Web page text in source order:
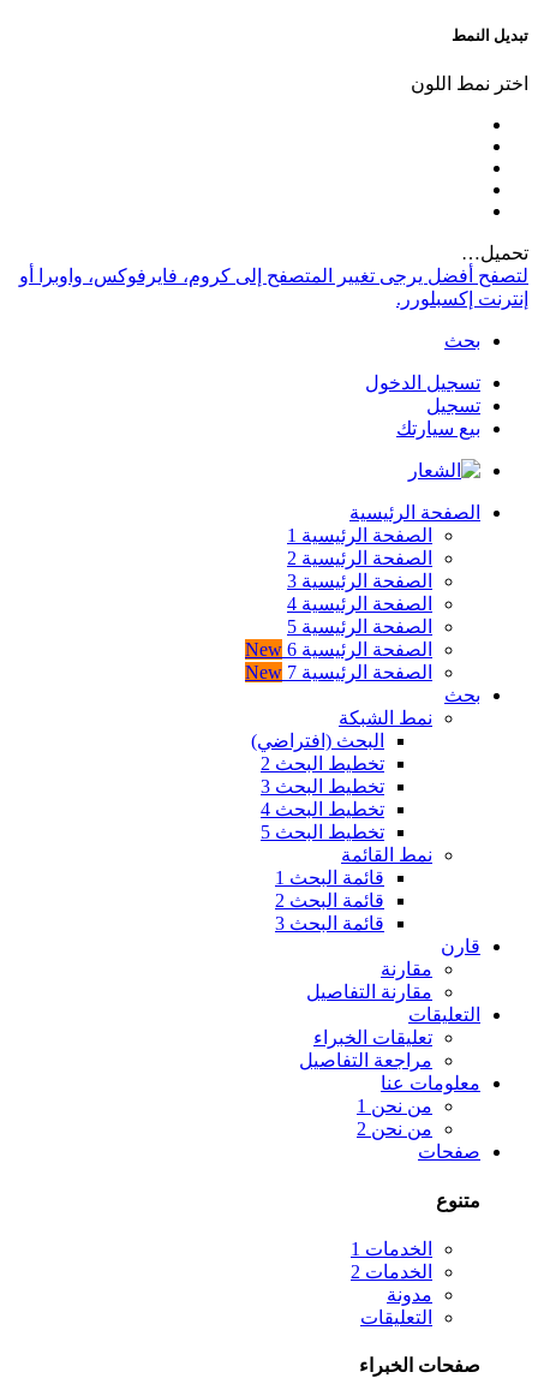
تبديل النمط
اختر نمط اللون
تحميل…
لتصفح أفضل يرجى تغيير المتصفح إلى كروم، فايرفوكس، واوبرا أو
إنترنت إكسبلورر.
بحث
تسجيل الدخول
تسجيل
بيع سيارتك
الصفحة الرئيسية
الصفحة الرئيسية 1
الصفحة الرئيسية 2
الصفحة الرئيسية 3
الصفحة الرئيسية 4
الصفحة الرئيسية 5
الصفحة الرئيسية 6
New
الصفحة الرئيسية 7
New
بحث
نمط الشبكة
البحث (افتراضي)
تخطيط البحث 2
تخطيط البحث 3
تخطيط البحث 4
تخطيط البحث 5
نمط القائمة
قائمة البحث 1
قائمة البحث 2
قائمة البحث 3
قارن
مقارنة
مقارنة التفاصيل
التعليقات
تعليقات الخبراء
مراجعة التفاصيل
معلومات عنا
من نحن 1
من نحن 2
صفحات
متنوع
الخدمات 1
الخدمات 2
مدونة
التعليقات
صفحات الخبراء